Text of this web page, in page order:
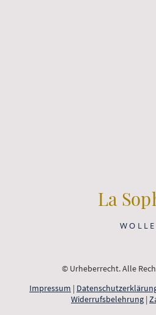
La
W O L L E
© Urheberrecht. Alle
Impressum |
Widerrufsbelehrung |